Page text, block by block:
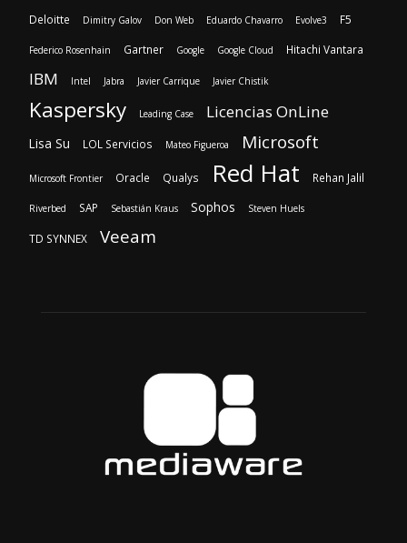
Deloitte Dimitry Galov Don Web Eduardo Chavarro Evolve3 F5
Federico Rosenhain Gartner Google Google Cloud Hitachi Vantara
IBM Intel Jabra Javier Carrique Javier Chistik
Kaspersky Leading Case Licencias OnLine
Lisa Su LOL Servicios Mateo Figueroa Microsoft
Microsoft Frontier Oracle Qualys Red Hat Rehan Jalil
Riverbed SAP Sebastián Kraus Sophos Steven Huels
TD SYNNEX Veeam